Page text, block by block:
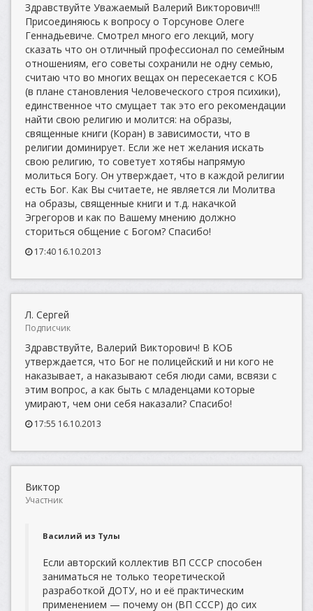
Здравствуйте Уважаемый Валерий Викторович!!!
Присоединяюсь к вопросу о Торсунове Олеге
Геннадьевиче. Смотрел много его лекций, могу
сказать что он отличный профессионал по семейным
отношениям, его советы сохранили не одну семью,
считаю что во многих вещах он пересекается с КОБ
(в плане становления Человеческого строя психики),
единственное что смущает так это его рекомендации
найти свою религию и молится: на образы,
священные книги (Коран) в зависимости, что в
религии доминирует. Если же нет желания искать
свою религию, то советует хотябы напрямую
молиться Богу. Он утверждает, что в каждой религии
есть Бог. Как Вы считаете, не является ли Молитва
на образы, священные книги и т.д. накачкой
Эгрегоров и как по Вашему мнению должно
сториться общение с Богом? Спасибо!
17:40 16.10.2013
Л. Сергей
Подписчик
Здравствуйте, Валерий Викторович! В КОБ
утверждается, что Бог не полицейский и ни кого не
наказывает, а наказывают себя люди сами, всвязи с
этим вопрос, а как быть с младенцами которые
умирают, чем они себя наказали? Спасибо!
17:55 16.10.2013
Виктор
Участник
Василий из Тулы
Если авторский коллектив ВП СССР способен
заниматься не только теоретической
разработкой ДОТУ, но и её практическим
применением — почему он (ВП СССР) до сих